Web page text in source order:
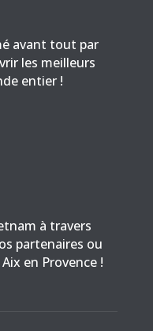
avant tout par
les meilleurs
entier !
à travers
partenaires ou
en Provence !